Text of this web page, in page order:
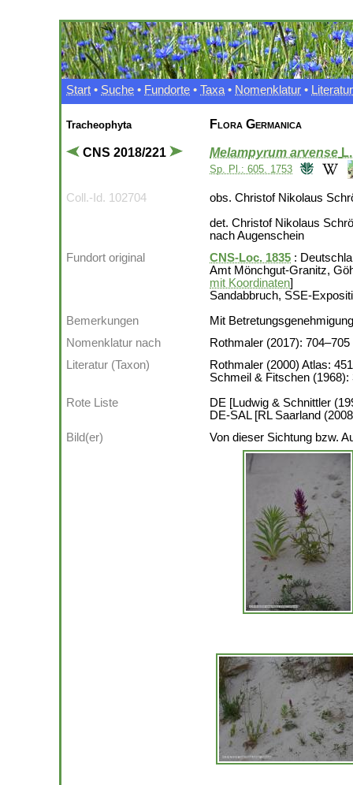
Start • Suche • Fundorte • Taxa • Nomenklatur • Literatur
Tracheophyta
CNS 2018/221
Flora Germanica
Melampyrum arvense
Sp. Pl.: 605. 1753
Coll.-Id. 102704
obs. Christof Nikolaus
det. Christof Nikolaus
nach Augenschein
Fundort original
CNS-Loc. 1835 :
Amt Mönchgut-Granitz,
mit Koordinaten]
Sandabbruch, SSE-
Bemerkungen
Mit
Nomenklatur nach
Rothmaler (2017): 704–705
Literatur (Taxon)
Rothmaler (2000) Atlas:
Schmeil & Fitschen (1968):
Rote Liste
DE [Ludwig & Schnittler
DE-SAL [RL Saarland
Bild(er)
Von dieser Sichtung bzw.